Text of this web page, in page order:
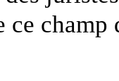
ce